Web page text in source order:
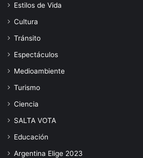
Estilos de Vida
Cultura
Tránsito
Espectáculos
Medioambiente
Turismo
Ciencia
SALTA VOTA
Educación
Argentina Elige 2023